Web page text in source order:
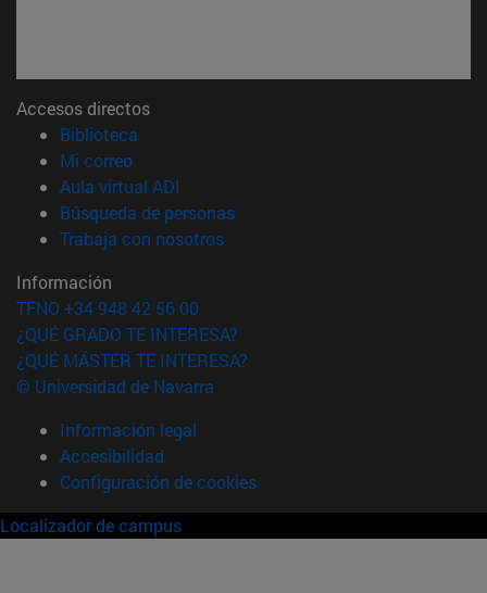
Accesos directos
Biblioteca
Mi correo(abre en nueva ventana)
Aula virtual ADI
Búsqueda de personas(abre en nueva ventana)
Trabaja con nosotros(abre en nueva ventana)
Información
TFNO +34 948 42 56 00
¿QUÉ GRADO TE INTERESA?
¿QUÉ MÁSTER TE INTERESA?
© Universidad de Navarra
Información legal
Accesibilidad
Configuración de cookies
Localizador de campus